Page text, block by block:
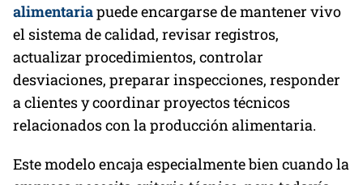
alimentariapuede encargarse de mantener vivo
el sistema de calidad, revisar registros,
actualizar procedimientos, controlar
desviaciones, preparar inspecciones, responder
a clientes y coordinar proyectos técnicos
relacionados con la producción alimentaria.
Este modelo encaja especialmente bien cuando la